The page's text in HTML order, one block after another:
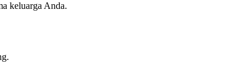
keluarga Anda.